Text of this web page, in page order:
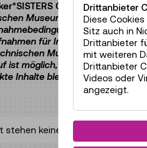
Camp
2026 unter
Museums Wien teilnimmt
Zudem
für Informations- und
Museum Wien genutzt
ist möglich, bereits
Inhalte bleiben davon
stehen keine Termine zur
Drittanbieter
Diese
Sitz auch in
Drittanbieter
mit weiteren
Drittanbieter
Videos oder
angezeigt.